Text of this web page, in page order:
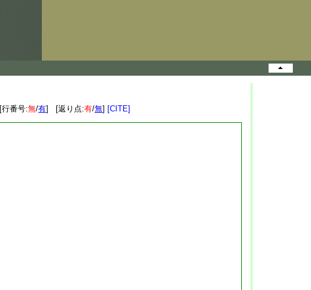
[行番号:無/有] [返り点:有/無] [CITE]